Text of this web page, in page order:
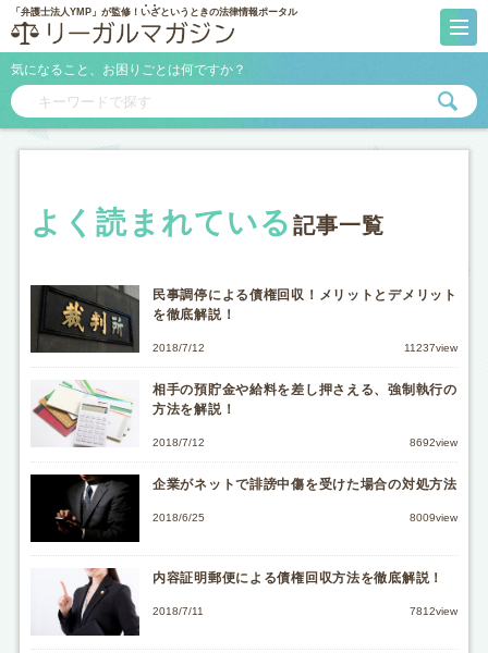
「弁護士法人YMP」が監修！ いざというときの法律情報ポータル
気になること、お困りごとは何ですか？
よく読まれている 記事一覧
民事調停による債権回収！メリットとデメリット
を徹底解説！
2018/7/12 11237view
相手の預貯金や給料を差し押さえる、強制執行の
方法を解説！
2018/7/12 8692view
企業がネットで誹謗中傷を受けた場合の対処方法
2018/6/25 8009view
内容証明郵便による債権回収方法を徹底解説！
2018/7/11 7812view